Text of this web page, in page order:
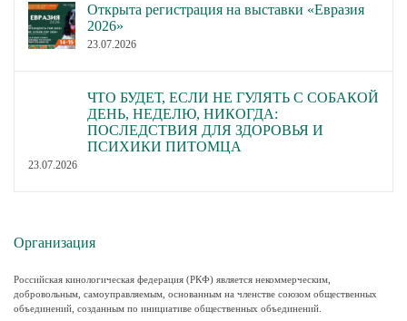
Открыта регистрация на выставки «Евразия
2026»
23.07.2026
ЧТО БУДЕТ, ЕСЛИ НЕ ГУЛЯТЬ С СОБАКОЙ
ДЕНЬ, НЕДЕЛЮ, НИКОГДА:
ПОСЛЕДСТВИЯ ДЛЯ ЗДОРОВЬЯ И
ПСИХИКИ ПИТОМЦА
23.07.2026
Организация
Российская кинологическая федерация (РКФ) является некоммерческим,
добровольным, самоуправляемым, основанным на членстве союзом общественных
объединений, созданным по инициативе общественных объединений.